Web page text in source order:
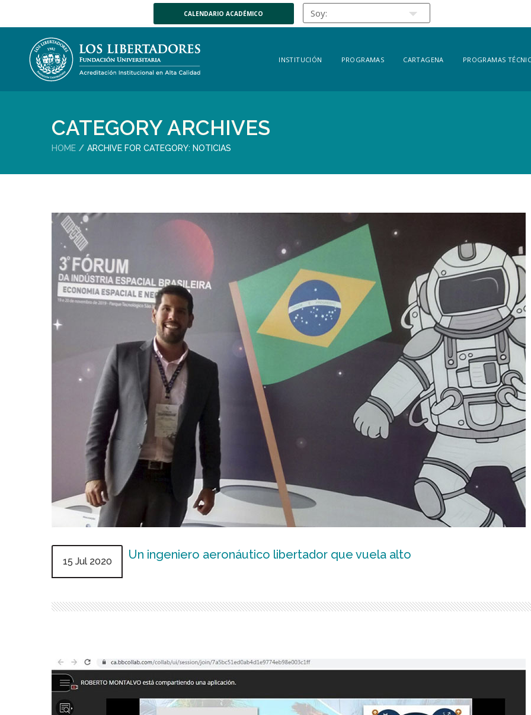
CALENDARIO ACADÉMICO
INSTITUCIÓN PROGRAMAS CARTAGENA PROGRAMAS
CATEGORY ARCHIVES
HOME ARCHIVE FOR CATEGORY: NOTICIAS
15 Jul 2020 Un ingeniero aeronáutico libertador que vuela alto